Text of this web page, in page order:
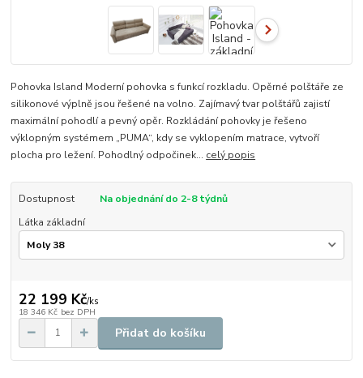
Pohovka Island Moderní pohovka s funkcí rozkladu. Opěrné polštáře ze
silikonové výplně jsou řešené na volno. Zajímavý tvar polštářů zajistí
maximální pohodlí a pevný opěr. Rozkládání pohovky je řešeno
výklopným systémem „PUMA“, kdy se vyklopením matrace, vytvoří
plocha pro ležení. Pohodlný odpočinek... celý popis
Dostupnost
Na objednání do 2-8 týdnů
Látka základní
22 199 Kč/ks
18 346 Kč bez DPH
Přidat do košíku